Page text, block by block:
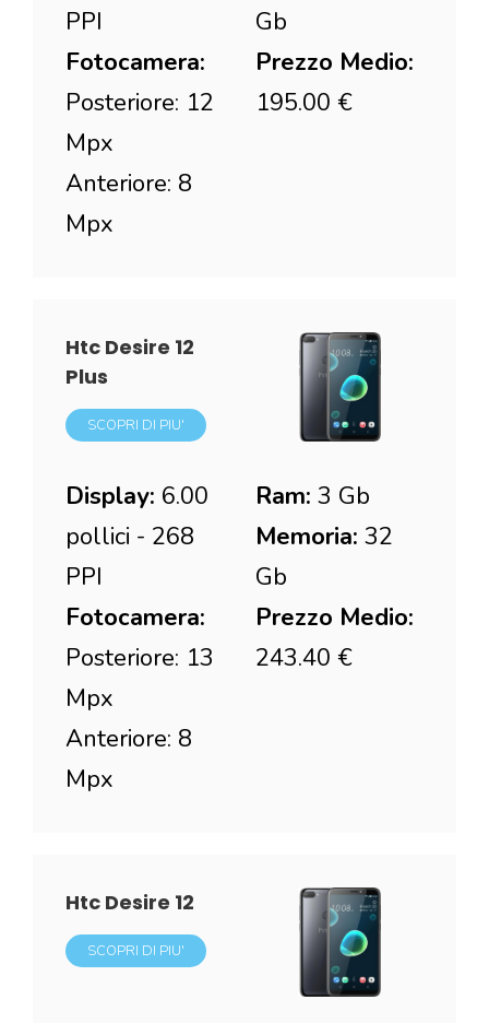
PPI
Fotocamera:
Posteriore: 12
Mpx
Anteriore: 8
Mpx
Gb
Prezzo Medio:
195.00 €
Htc Desire 12
Plus
SCOPRI DI PIU'
Display: 6.00
pollici - 268
PPI
Fotocamera:
Posteriore: 13
Mpx
Anteriore: 8
Mpx
Ram: 3 Gb
Memoria: 32
Gb
Prezzo Medio:
243.40 €
Htc Desire 12
SCOPRI DI PIU'